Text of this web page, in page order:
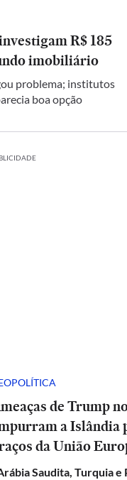
R$ 185
imobiliário
problema; institutos
boa opção
de Trump
a Islândia
da União
Saudita, Turquia e